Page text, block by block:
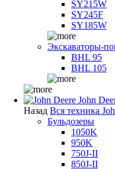
SY215W
SY245F
SY185W
Экскаваторы-
BHL 95
BHL 105
John
Назад Вся техника
Бульдозеры
1050K
950K
750J-II
850J-II